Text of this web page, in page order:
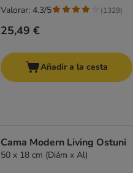
25,49 €
Valorar: 4.3/5 (1329)
Añadir a la cesta
Cama Modern Living Ostuni
50 x 18 cm (Diám x Al)